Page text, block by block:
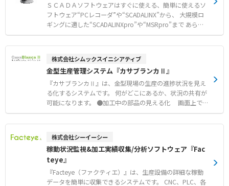
ＳＣＡＤＡソフトウェアはすぐに使える、簡単に使えるソ
フトウェア“PCレコーダ”や“SCADALINX”から、 大規模ロ
ギングに適した“SCADALINXpro”や“MSRpro”まで あらゆ
る用途にお使いいただけるソフトウェアを取揃えていま
す。
株式会社シムックスイニシアティブ
金型生産管理システム『カサブランカⅡ』
『カサブランカⅡ』は、金型現場の生産の進捗状況を見え
る化するシステムです。 何がどこにあるか、状況の共有が
可能になります。 ●加工中の部品の見える化 画面上で
すべての部品の位置がわかります。 ●進捗状況（遅れ）の
見える化 型別や部品別のすべての進捗状況、遅れがわか
計されます。 ●現場に近いシステム 金型現場に特化し
た専用システムです。 各工場固有の管理方法等にもカス
タマイズ対応可能です。
株式会社シーイーシー
稼動状況監視&加工実績収集/分析ソフトウェア『Fac
teye』
『Facteye（ファクティエ）』は、生産設備の詳細な稼動
データを簡単に収集できるシステムです。 CNC、PLC、各